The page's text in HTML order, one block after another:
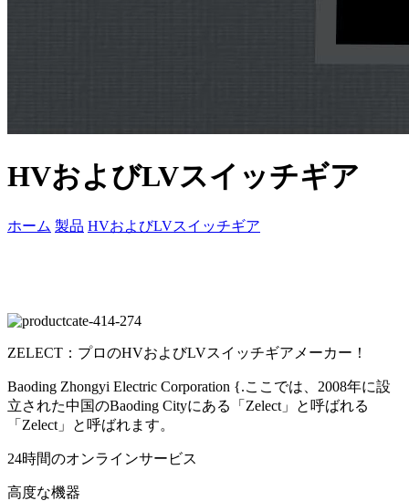
HVおよびLVスイッチギア
ホーム 製品 HVおよびLVスイッチギア
ZELECT：プロのHVおよびLVスイッチギアメーカー！
Baoding Zhongyi Electric Corporation {.ここでは、2008年に設
立された中国のBaoding Cityにある「Zelect」と呼ばれる
「Zelect」と呼ばれます。
24時間のオンラインサービス
高度な機器